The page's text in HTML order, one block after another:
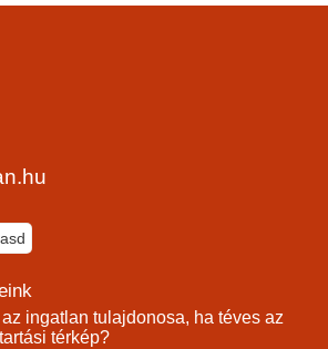
ingatlan tulajdonosa, ha téves az
térkép?